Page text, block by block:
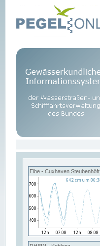
Elbe - Cuxhaven Steubenhöft